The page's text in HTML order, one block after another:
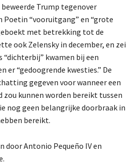
beweerde Trump tegenover
Poetin “vooruitgang” en “grote
met betrekking tot de
ook Zelensky in december, en zei
“dichterbij” kwamen bij een
er “gedoogrende kwesties.” De
gegeven voor wanneer een
kunnen worden bereikt tussen
nog geen belangrijke doorbraak in
bereikt.
door Antonio Pequeño IV en